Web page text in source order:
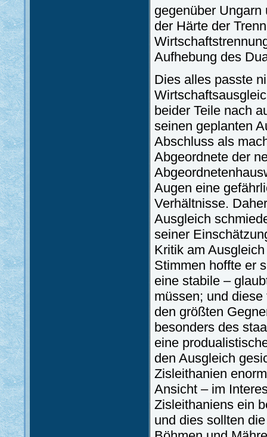
gegenüber Ungarn
der Härte der
Aufhebung des
Dies alles passte
beider Teile nach
seinen geplanten
Abschluss als
Abgeordnete der
Augen eine
Verhältnisse.
Ausgleich
seiner
Kritik am
Stimmen hoffte er
eine stabile –
müssen; und
den größten
besonders des
eine
den Ausgleich
Zisleithanien
Ansicht – im
Zisleithaniens ein
und dies sollten